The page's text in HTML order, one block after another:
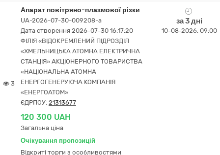
3
Апарат повітряно-плазмової різки
UA-2026-07-30-009208-a
Дата створення 2026-07-30 16:17:20
ФІЛІЯ «ВІДОКРЕМЛЕНИЙ ПІДРОЗДІЛ
«ХМЕЛЬНИЦЬКА АТОМНА ЕЛЕКТРИЧНА
СТАНЦІЯ» АКЦІОНЕРНОГО ТОВАРИСТВА
«НАЦІОНАЛЬНА АТОМНА
ЕНЕРГОГЕНЕРУЮЧА КОМПАНІЯ
«ЕНЕРГОАТОМ»
ЄДРПОУ: 21313677
120 300 UAH
Загальна ціна
Очікування пропозицій
Відкриті торги з особливостями
за 3 дні
10-08-2026, 09:00